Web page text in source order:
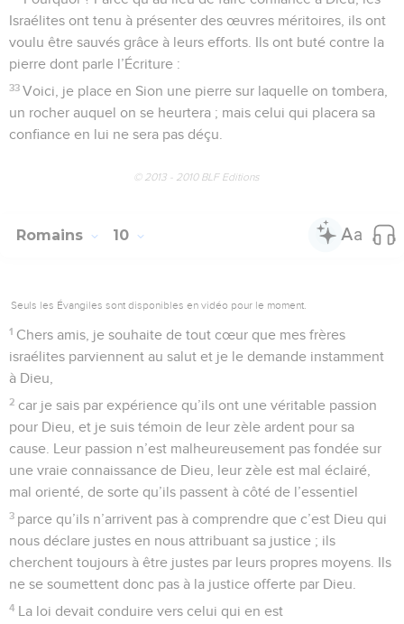
Israélites ont tenu à présenter des œuvres méritoires, ils ont
voulu être sauvés grâce à leurs efforts. Ils ont buté contre la
pierre dont parle l’Écriture :
33 Voici, je place en Sion une pierre sur laquelle on tombera,
un rocher auquel on se heurtera ; mais celui qui placera sa
confiance en lui ne sera pas déçu.
© 2013 - 2010 BLF Editions
Romains 10
Seuls les Évangiles sont disponibles en vidéo pour le moment.
1 Chers amis, je souhaite de tout cœur que mes frères
israélites parviennent au salut et je le demande instamment
à Dieu,
2 car je sais par expérience qu’ils ont une véritable passion
pour Dieu, et je suis témoin de leur zèle ardent pour sa
cause. Leur passion n’est malheureusement pas fondée sur
une vraie connaissance de Dieu, leur zèle est mal éclairé,
mal orienté, de sorte qu’ils passent à côté de l’essentiel
3 parce qu’ils n’arrivent pas à comprendre que c’est Dieu qui
nous déclare justes en nous attribuant sa justice ; ils
cherchent toujours à être justes par leurs propres moyens. Ils
ne se soumettent donc pas à la justice offerte par Dieu.
4 La loi devait conduire vers celui qui en est